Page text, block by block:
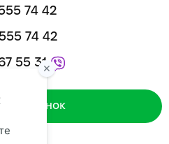
74 42
74 42
55 31
дзвінок